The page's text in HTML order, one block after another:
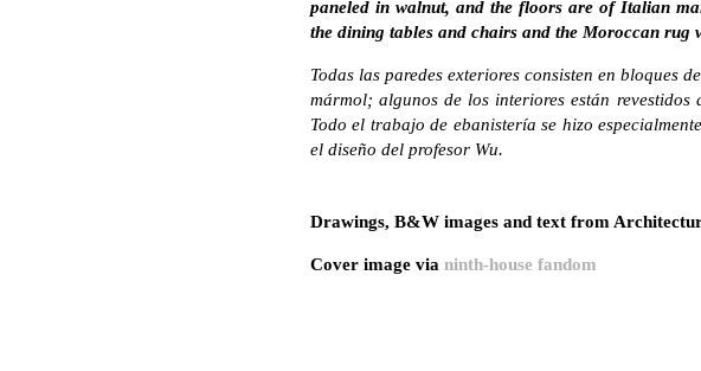
paneled in walnut, and the floors are of Italian
the dining tables and chairs and the Moroccan rug
Todas las paredes exteriores consisten en bloques
mármol; algunos de los interiores están
Todo el trabajo de ebanistería se hizo
el diseño del profesor Wu.
Drawings, B&W images and text from
Cover image via ninth-house fandom